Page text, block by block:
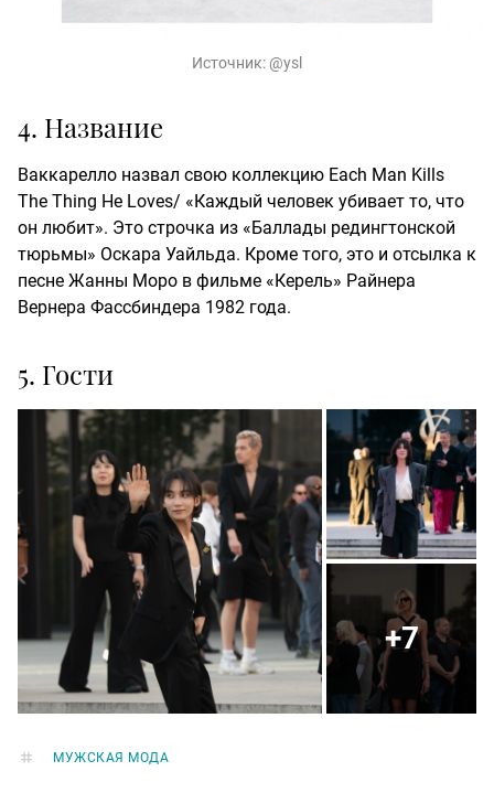
Источник: @ysl
4. Название
Ваккарелло назвал свою коллекцию Each Man Kills
The Thing He Loves/ «Каждый человек убивает то, что
он любит». Это строчка из «Баллады редингтонской
тюрьмы» Оскара Уайльда. Кроме того, это и отсылка к
песне Жанны Моро в фильме «Керель» Райнера
Вернера Фассбиндера 1982 года.
5. Гости
+7
МУЖСКАЯ МОДА